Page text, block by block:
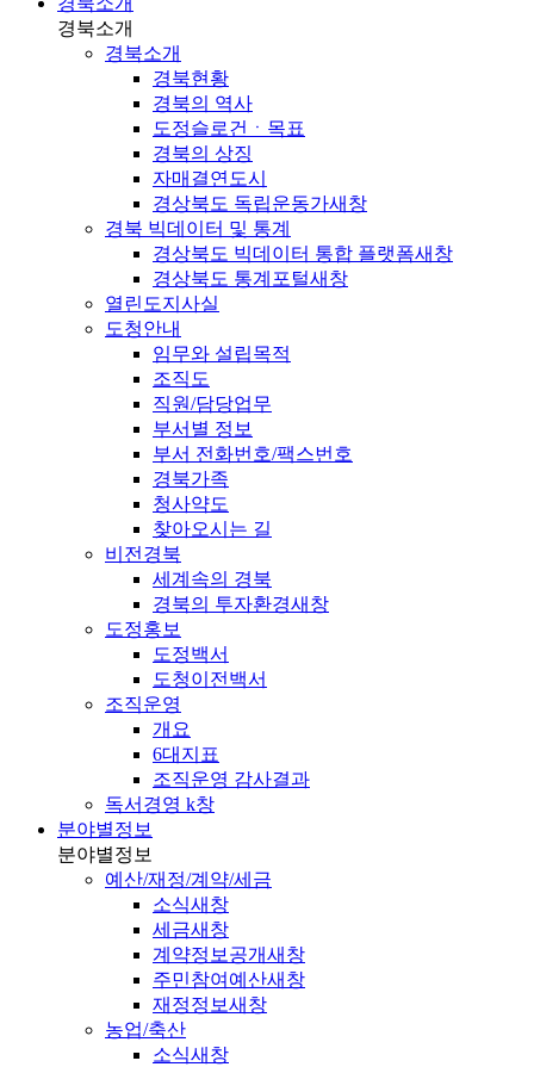
경북소개
경북소개
경북현황
경북의 역사
도정슬로건ㆍ목표
경북의 상징
자매결연도시
경상북도 독립운동가새창
경북 빅데이터 및 통계
경상북도 빅데이터 통합 플랫폼새창
경상북도 통계포털새창
열린도지사실
도청안내
임무와 설립목적
조직도
직원/담당업무
부서별 정보
부서 전화번호/팩스번호
경북가족
청사약도
찾아오시는 길
비전경북
세계속의 경북
경북의 투자환경새창
도정홍보
도정백서
도청이전백서
조직운영
개요
6대지표
조직운영 감사결과
독서경영 k창
분야별정보
분야별정보
예산/재정/계약/세금
소식새창
세금새창
계약정보공개새창
주민참여예산새창
재정정보새창
농업/축산
소식새창